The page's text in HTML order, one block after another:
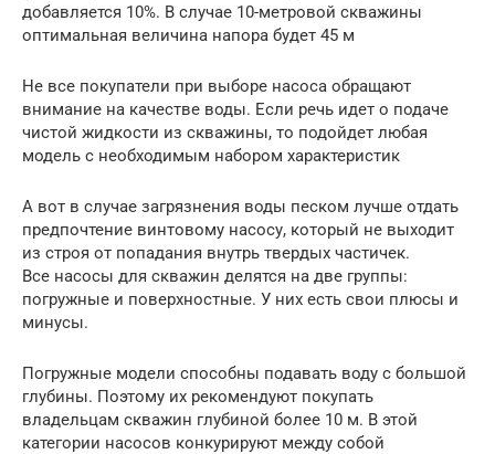
добавляется 10%. В случае 10-метровой скважины
оптимальная величина напора будет 45 м
Не все покупатели при выборе насоса обращают
внимание на качестве воды. Если речь идет о подаче
чистой жидкости из скважины, то подойдет любая
модель с необходимым набором характеристик
А вот в случае загрязнения воды песком лучше отдать
предпочтение винтовому насосу, который не выходит
из строя от попадания внутрь твердых частичек.
Все насосы для скважин делятся на две группы:
погружные и поверхностные. У них есть свои плюсы и
минусы.
Погружные модели способны подавать воду с большой
глубины. Поэтому их рекомендуют покупать
владельцам скважин глубиной более 10 м. В этой
категории насосов конкурируют между собой